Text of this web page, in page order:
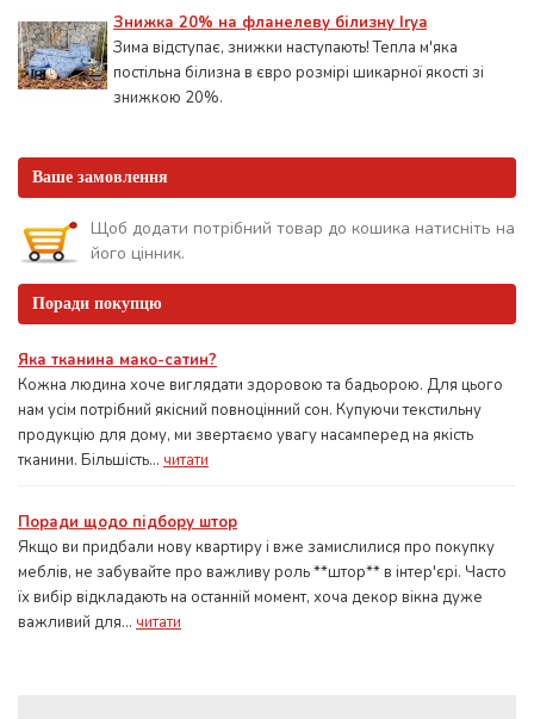
Знижка 20% на фланелеву білизну Irya
Зима відступає, знижки наступають! Тепла м'яка
постільна білизна в євро розмірі шикарної якості зі
знижкою 20%.
Ваше замовлення
Щоб додати потрібний товар до кошика натисніть на
його цінник.
Поради покупцю
Яка тканина мако-сатин?
Кожна людина хоче виглядати здоровою та бадьорою. Для цього
нам усім потрібний якісний повноцінний сон. Купуючи текстильну
продукцію для дому, ми звертаємо увагу насамперед на якість
тканини. Більшість... читати
Поради щодо підбору штор
Якщо ви придбали нову квартиру і вже замислилися про покупку
меблів, не забувайте про важливу роль **штор** в інтер'єрі. Часто
їх вибір відкладають на останній момент, хоча декор вікна дуже
важливий для... читати